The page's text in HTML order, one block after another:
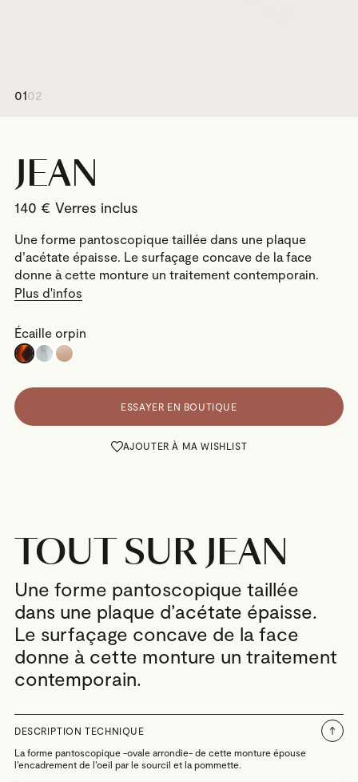
0102
JEAN
140 €
Une forme pantoscopique taillée dans une plaque
d’acétate épaisse. Le surfaçage concave de la face
donne à cette monture un traitement contemporain.
Plus d'infos
Écaille orpin
ESSAYER EN BOUTIQUE
AJOUTER À MA WISHLIST
TOUT SUR JEAN
Une forme pantoscopique taillée
dans une plaque d’acétate épaisse.
Le surfaçage concave de la face
donne à cette monture un traitement
contemporain.
DESCRIPTION TECHNIQUE
La forme pantoscopique -ovale arrondie- de cette monture épouse
l’encadrement de l’oeil par le sourcil et la pommette.